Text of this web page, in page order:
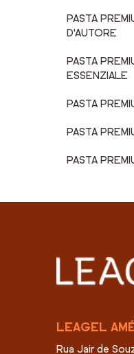
PASTA
D'AUTORE
PASTA
ESSENZIALE
PASTA
PASTA
PASTA
LEAGEL
Rua Jair de